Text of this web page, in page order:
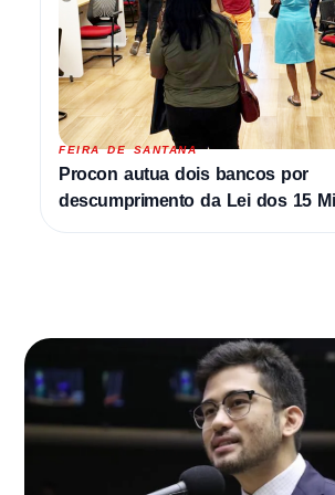
FEIRA DE SANTANA
Procon autua dois bancos por
descumprimento da Lei dos 15